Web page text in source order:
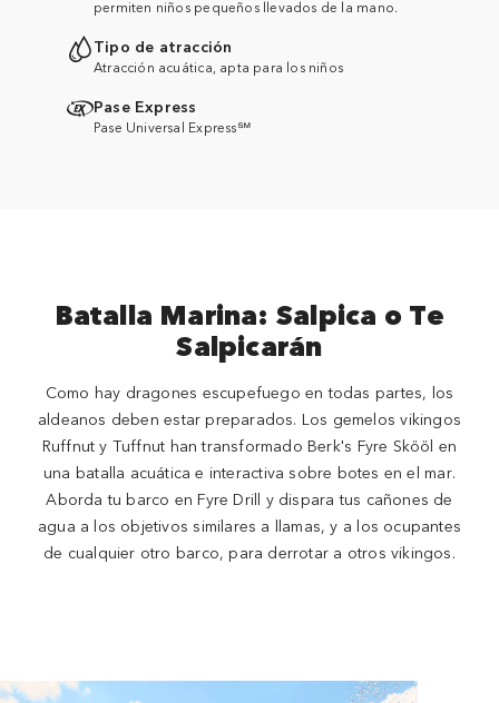
permiten niños pequeños llevados de la mano.
Tipo de atracción
Atracción acuática, apta para los niños
Pase Express
Pase Universal Express℠
Batalla Marina: Salpica o Te
Salpicarán
Como hay dragones escupefuego en todas partes, los
aldeanos deben estar preparados. Los gemelos vikingos
Ruffnut y Tuffnut han transformado Berk's Fyre Skööl en
una batalla acuática e interactiva sobre botes en el mar.
Aborda tu barco en Fyre Drill y dispara tus cañones de
agua a los objetivos similares a llamas, y a los ocupantes
de cualquier otro barco, para derrotar a otros vikingos.